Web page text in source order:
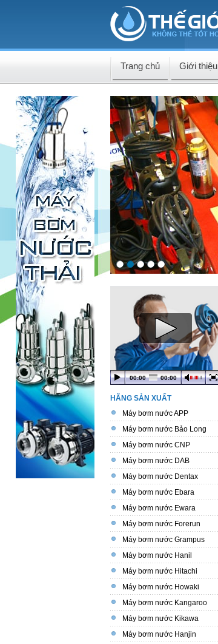
Trang chủ Giới thiệu
00:00 00:00
HÃNG SẢN XUẤT
Máy bơm nước APP
Máy bơm nước Bảo Long
Máy bơm nước CNP
Máy bơm nước DAB
Máy bơm nước Dentax
Máy bơm nước Ebara
Máy bơm nước Ewara
Máy bơm nước Forerun
Máy bơm nước Grampus
Máy bơm nước Hanil
Máy bơm nước Hitachi
Máy bơm nước Howaki
Máy bơm nước Kangaroo
Máy bơm nước Kikawa
Máy bơm nước Hanjin